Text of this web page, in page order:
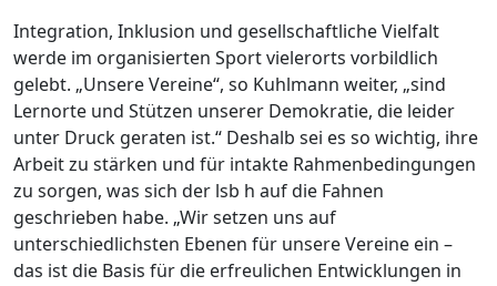
Integration, Inklusion und gesellschaftliche Vielfalt
werde im organisierten Sport vielerorts vorbildlich
gelebt. „Unsere Vereine“, so Kuhlmann weiter, „sind
Lernorte und Stützen unserer Demokratie, die leider
unter Druck geraten ist.“ Deshalb sei es so wichtig, ihre
Arbeit zu stärken und für intakte Rahmenbedingungen
zu sorgen, was sich der lsb h auf die Fahnen
geschrieben habe. „Wir setzen uns auf
unterschiedlichsten Ebenen für unsere Vereine ein –
das ist die Basis für die erfreulichen Entwicklungen in